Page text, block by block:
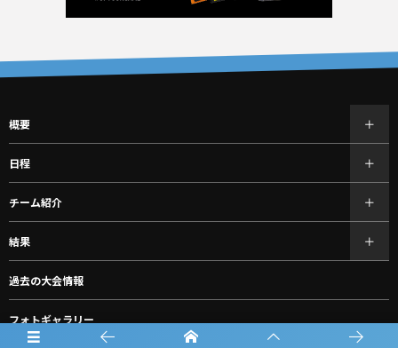
概要
日程
チーム紹介
結果
過去の大会情報
フォトギャラリー